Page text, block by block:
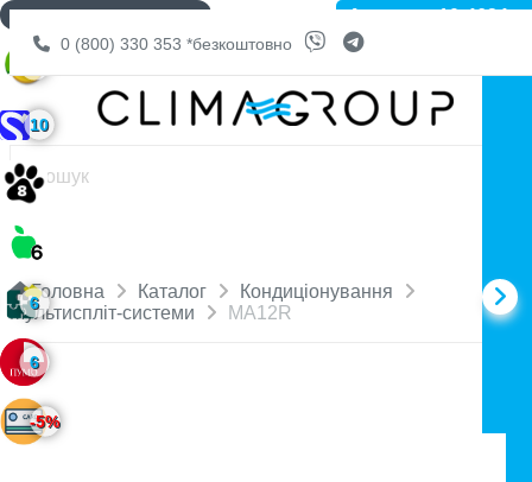
0 (800) 330 353 *безкоштовно
Головна Каталог
Кондиціонування
Мультиспліт-системи
MA12R
Артикул: 10-4634
ДОСТАВКА БЕЗКОШТОВНО
10
6
6
-5%